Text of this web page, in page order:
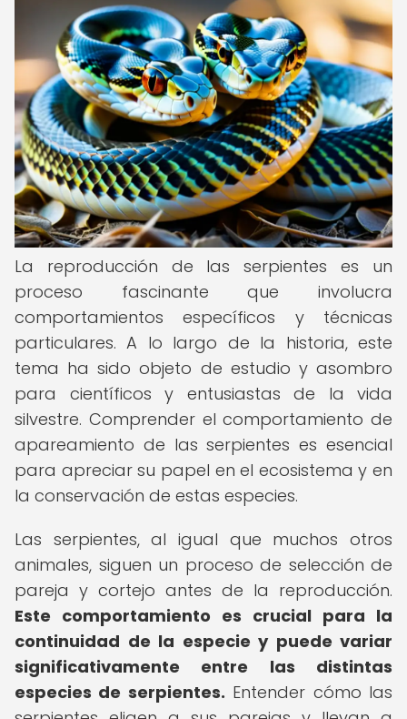
La reproducción de las serpientes es un
proceso fascinante que involucra
comportamientos específicos y técnicas
particulares. A lo largo de la historia, este
tema ha sido objeto de estudio y asombro
para científicos y entusiastas de la vida
silvestre. Comprender el comportamiento de
apareamiento de las serpientes es esencial
para apreciar su papel en el ecosistema y en
la conservación de estas especies.
Las serpientes, al igual que muchos otros
animales, siguen un proceso de selección de
pareja y cortejo antes de la reproducción.
Este comportamiento es crucial para la
continuidad de la especie y puede variar
significativamente entre las distintas
especies de serpientes. Entender cómo las